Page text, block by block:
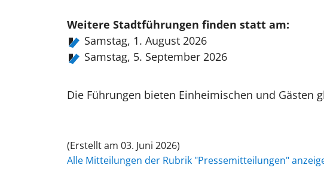
Weitere Stadtführungen finden statt am:
Samstag, 1. August 2026
Samstag, 5. September 2026
Die Führungen bieten Einheimischen und Gästen
(Erstellt am 03. Juni 2026)
Alle Mitteilungen der Rubrik "Pressemitteilungen"